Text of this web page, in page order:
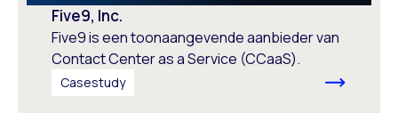
Five9, Inc.
Five9 is een toonaangevende aanbieder van
Contact Center as a Service (CCaaS).
Casestudy